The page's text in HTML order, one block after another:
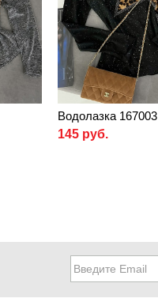
Водолазка 167003
145 руб.